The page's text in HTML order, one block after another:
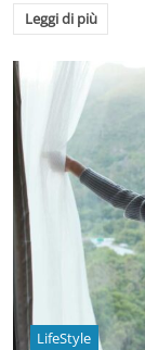
Leggi di più
LifeStyle